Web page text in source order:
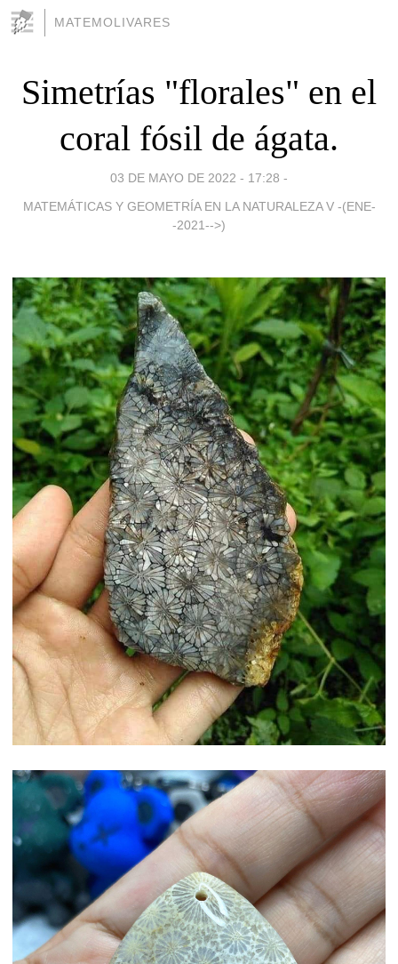
MATEMOLIVARES
Simetrías "florales" en el
coral fósil de ágata.
03 DE MAYO DE 2022 - 17:28 -
MATEMÁTICAS Y GEOMETRÍA EN LA NATURALEZA V -(ENE-
-2021-->)